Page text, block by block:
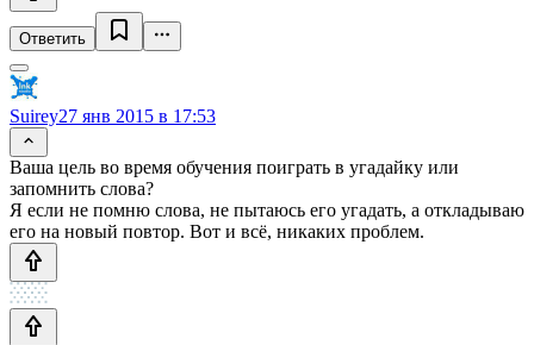
Ответить
Suirey27 янв 2015 в 17:53
Ваша цель во время обучения поиграть в угадайку или
запомнить слова?
Я если не помню слова, не пытаюсь его угадать, а откладываю
его на новый повтор. Вот и всё, никаких проблем.